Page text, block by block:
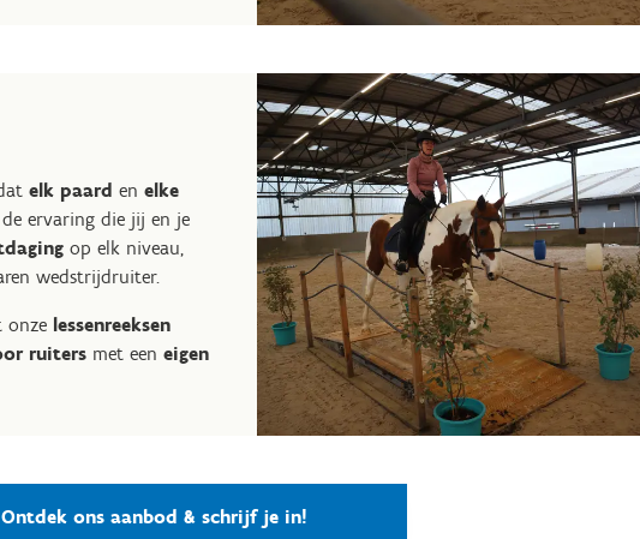
elk paard en elke
ervaring die jij en je
op elk niveau,
wedstrijdruiter.
onze lessenreeksen
ruiters met een eigen
Ontdek ons aanbod & schrijf je in!